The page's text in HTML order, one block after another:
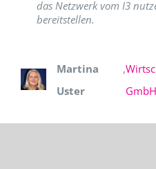
das Netzwerk vom I3
bereitstellen.
Martina
Uster
,
GmbH